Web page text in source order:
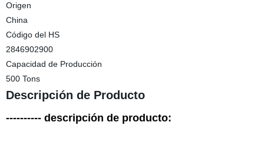
Origen
China
Código del HS
2846902900
Capacidad de Producción
500 Tons
Descripción de Producto
---------- descripción de producto: